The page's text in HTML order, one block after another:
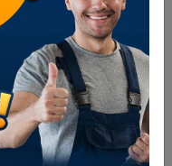
TH-HA
WATTS
HA 2000/1 350-
2000/1 452019